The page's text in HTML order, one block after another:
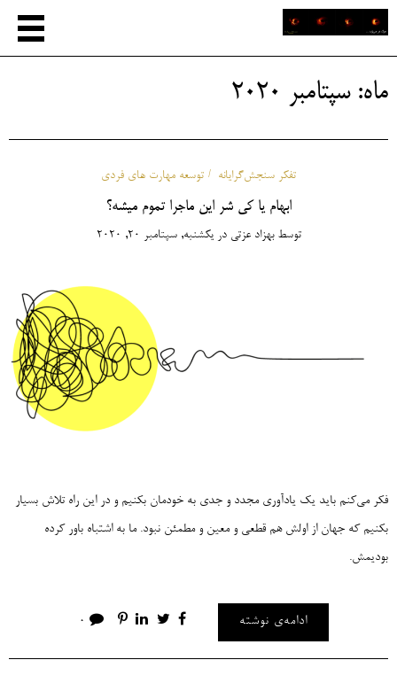
ماه:سپتامبر 2020
تفکر سنجش‌گرایانه توسعه مهارت های فردی
ابهام یا کی شر این ماجرا تموم میشه؟
توسطبهزاد عزتی دریکشنبه, سپتامبر 20, 2020
فکر می‌کنم باید یک یادآوری مجدد و جدی به خودمان بکنیم و در این راه تلاش بسیار
بکنیم که جهان از اولش هم قطعی و معین و مطمئن نبود. ما به اشتباه باور کرده
بودیمش.
ادامه‌ی نوشته 0